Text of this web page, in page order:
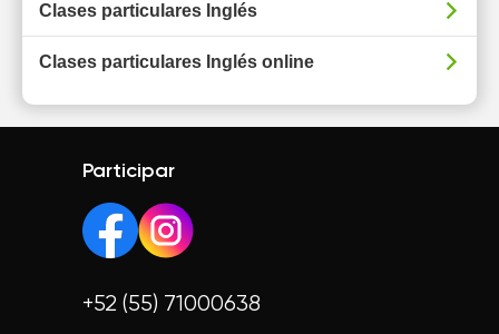
Clases particulares Inglés
Clases particulares Inglés online
Participar
+52 (55) 71000638